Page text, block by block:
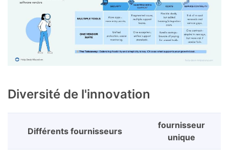
Diversité de l'innovation
Différents fournisseurs
fournisseur
unique